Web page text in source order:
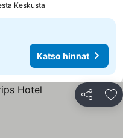
Keskusta
Katso hinnat
Jaa